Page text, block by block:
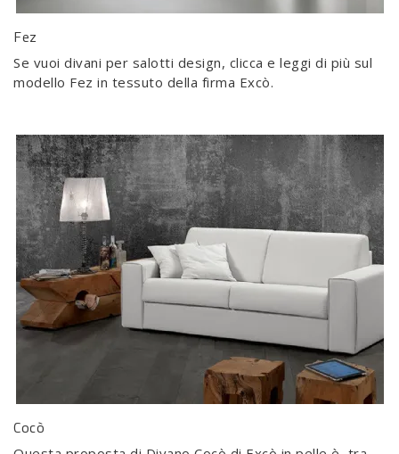
Fez
Se vuoi divani per salotti design, clicca e leggi di più sul
modello Fez in tessuto della firma Excò.
Cocò